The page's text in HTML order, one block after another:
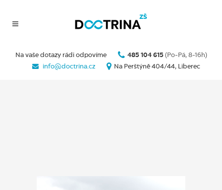
Na vaše dotazy rádi odpovíme 485 104 615 (Po-Pá, 8-16h)
info@doctrina.cz
Na Perštýně 404/44, Liberec